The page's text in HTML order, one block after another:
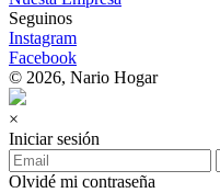
Seguinos
Instagram
Facebook
© 2026, Nario Hogar
×
Iniciar sesión
Olvidé mi contraseña